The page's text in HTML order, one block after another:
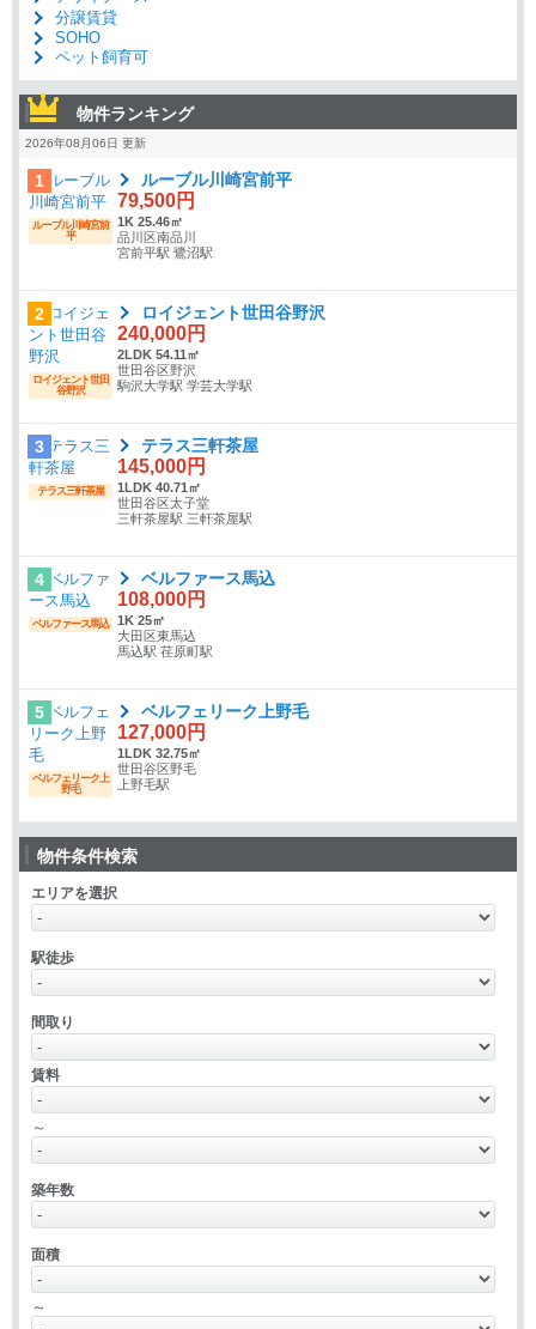
分譲賃貸
SOHO
ペット飼育可
物件ランキング
2026年08月06日 更新
1
ルーブル川崎宮前
平
ルーブル川崎宮前平
79,500円
1K 25.46㎡
品川区南品川
宮前平駅 鷺沼駅
2
ロイジェント世田
谷野沢
ロイジェント世田谷野沢
240,000円
2LDK 54.11㎡
世田谷区野沢
駒沢大学駅 学芸大学駅
3
テラス三軒茶屋
テラス三軒茶屋
145,000円
1LDK 40.71㎡
世田谷区太子堂
三軒茶屋駅 三軒茶屋駅
4
ベルファース馬込
ベルファース馬込
108,000円
1K 25㎡
大田区東馬込
馬込駅 荏原町駅
5
ベルフェリーク上
野毛
ベルフェリーク上野毛
127,000円
1LDK 32.75㎡
世田谷区野毛
上野毛駅
物件条件検索
エリアを選択
駅徒歩
間取り
賃料
～
築年数
面積
～